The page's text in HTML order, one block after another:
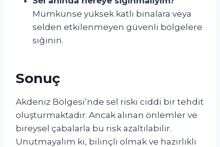
Mümkünse yüksek katlı binalara veya
selden etkilenmeyen güvenli bölgelere
sığının.
Sonuç
Akdeniz Bölgesi’nde sel riski ciddi bir tehdit
oluşturmaktadır. Ancak alınan önlemler ve
bireysel çabalarla bu risk azaltılabilir.
Unutmayalım ki, bilinçli olmak ve hazırlıklı